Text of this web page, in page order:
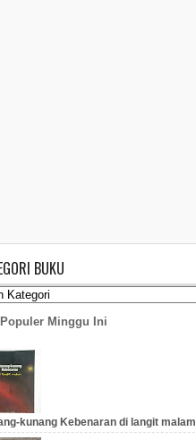
BUKU
Minggu Ini
kunang Kebenaran di langit malam